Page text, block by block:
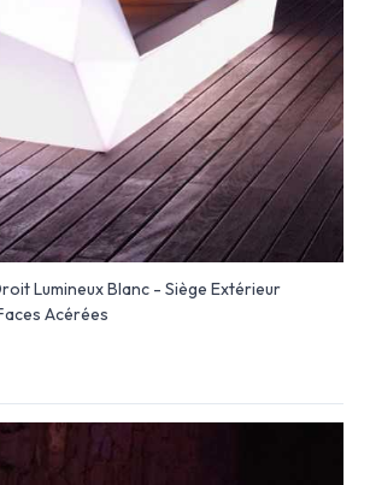
Lumineux Blanc - Siège Extérieur
Acérées